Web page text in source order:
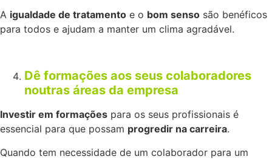
A igualdade de tratamento e o bom senso são benéficos
para todos e ajudam a manter um clima agradável.
Dê formações aos seus colaboradores
noutras áreas da empresa
Investir em formações para os seus profissionais é
essencial para que possam progredir na carreira.
Quando tem necessidade de um colaborador para um